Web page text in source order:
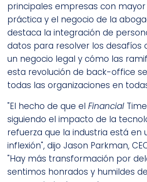
principales empresas con
práctica y el negocio de la
destaca la integración de
datos para resolver los desafíos
un negocio legal y cómo las
esta revolución de back-office
todas las organizaciones en
"El hecho de que el Financial
siguiendo el impacto de la
refuerza que la industria está en
inflexión", dijo Jason Parkman,
"Hay más transformación por
sentimos honrados y humildes